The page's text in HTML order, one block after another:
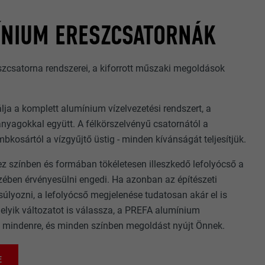
ERESZCSATORNÁK
rendszerei, a kiforrott műszaki megoldások
a komplett alumínium vízelvezetési rendszert, a
együtt. A félkörszelvényű csatornától a
a vízgyűjtő üstig - minden kívánságát teljesítjük.
színben és formában tökéletesen illeszkedő lefolyócső a
érvényesülni engedi. Ha azonban az építészeti
a lefolyócső megjelenése tudatosan akár el is
változatot is válassza, a PREFA alumínium
és minden színben megoldást nyújt Önnek.